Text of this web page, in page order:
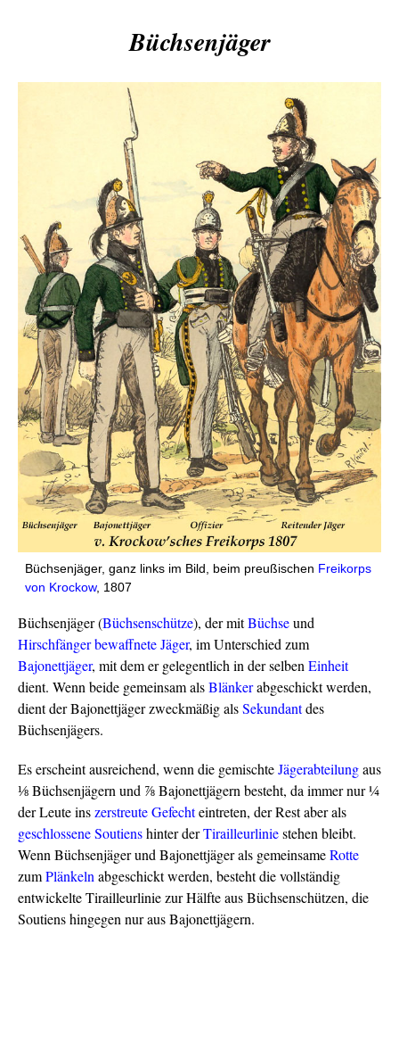
Büchsenjäger
Büchsenjäger, ganz links im Bild, beim preußischen Freikorps
von Krockow, 1807
Büchsenjäger (Büchsenschütze), der mitBüchseund
HirschfängerbewaffneteJäger, im Unterschied zum
Bajonettjäger, mit dem er gelegentlich in der selbenEinheit
dient. Wenn beide gemeinsam alsBlänkerabgeschickt werden,
dient der Bajonettjäger zweckmäßig alsSekundantdes
Büchsenjägers.
Es erscheint ausreichend, wenn die gemischteJägerabteilungaus
⅛ Büchsenjägern und ⅞ Bajonettjägern besteht, da immer nur ¼
der Leute inszerstreuteGefechteintreten, der Rest aber als
geschlosseneSoutienshinter derTirailleurliniestehen bleibt.
Wenn Büchsenjäger und Bajonettjäger als gemeinsameRotte
zumPlänkelnabgeschickt werden, besteht die vollständig
entwickelte Tirailleurlinie zur Hälfte aus Büchsenschützen, die
Soutiens hingegen nur aus Bajonettjägern.